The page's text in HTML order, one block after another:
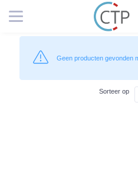
Geen producten gevonden
Sorteer op